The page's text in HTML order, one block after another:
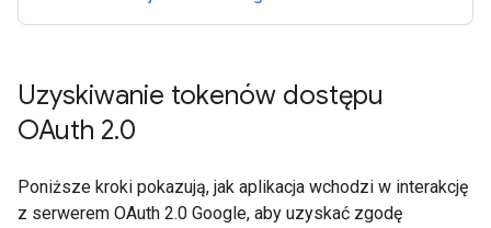
Uzyskiwanie tokenów dostępu
OAuth 2.0
Poniższe kroki pokazują, jak aplikacja wchodzi w interakcję
z serwerem OAuth 2.0 Google, aby uzyskać zgodę